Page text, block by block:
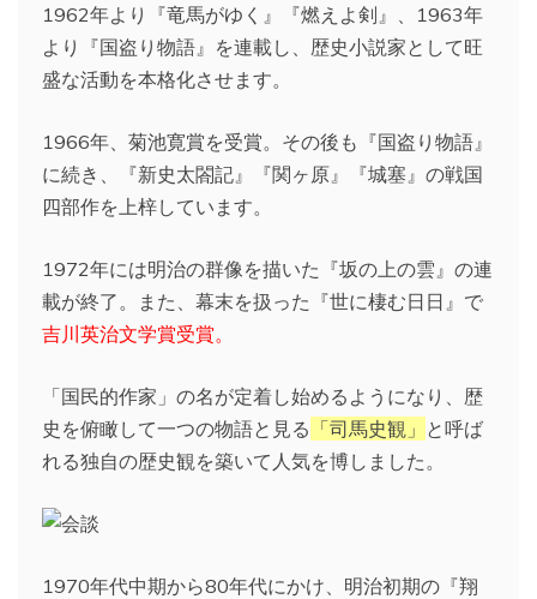
1962年より『竜馬がゆく』『燃えよ剣』、1963年
より『国盗り物語』を連載し、歴史小説家として旺
盛な活動を本格化させます。
1966年、菊池寛賞を受賞。その後も『国盗り物語』
に続き、『新史太閤記』『関ヶ原』『城塞』の戦国
四部作を上梓しています。
1972年には明治の群像を描いた『坂の上の雲』の連
載が終了。また、幕末を扱った『世に棲む日日』で
吉川英治文学賞受賞。
「国民的作家」の名が定着し始めるようになり、歴
史を俯瞰して一つの物語と見る 「司馬史観」 と呼ば
れる独自の歴史観を築いて人気を博しました。
1970年代中期から80年代にかけ、明治初期の『翔